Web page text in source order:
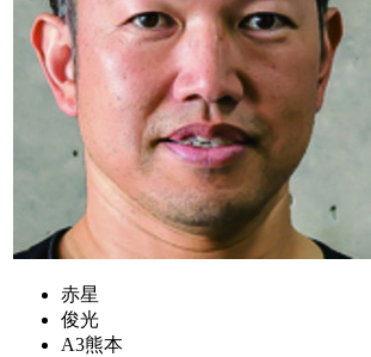
赤星
俊光
A3熊本